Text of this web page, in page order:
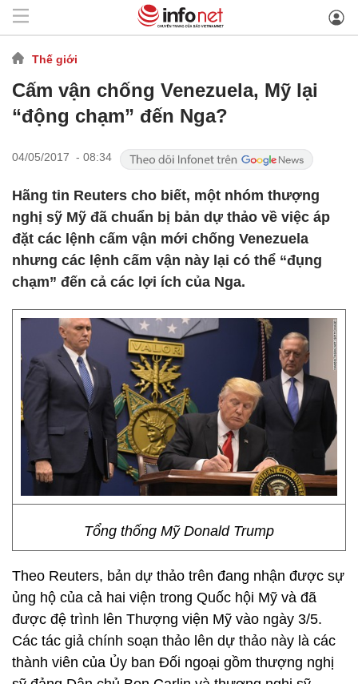
Thế giới
Cấm vận chống Venezuela, Mỹ lại
“động chạm” đến Nga?
04/05/2017 - 08:34
Hãng tin Reuters cho biết, một nhóm thượng
nghị sỹ Mỹ đã chuẩn bị bản dự thảo về việc áp
đặt các lệnh cấm vận mới chống Venezuela
nhưng các lệnh cấm vận này lại có thể “đụng
chạm” đến cả các lợi ích của Nga.
Tổng thống Mỹ Donald Trump
Theo Reuters, bản dự thảo trên đang nhận được sự
ủng hộ của cả hai viện trong Quốc hội Mỹ và đã
được đệ trình lên Thượng viện Mỹ vào ngày 3/5.
Các tác giả chính soạn thảo lên dự thảo này là các
thành viên của Ủy ban Đối ngoại gồm thượng nghị